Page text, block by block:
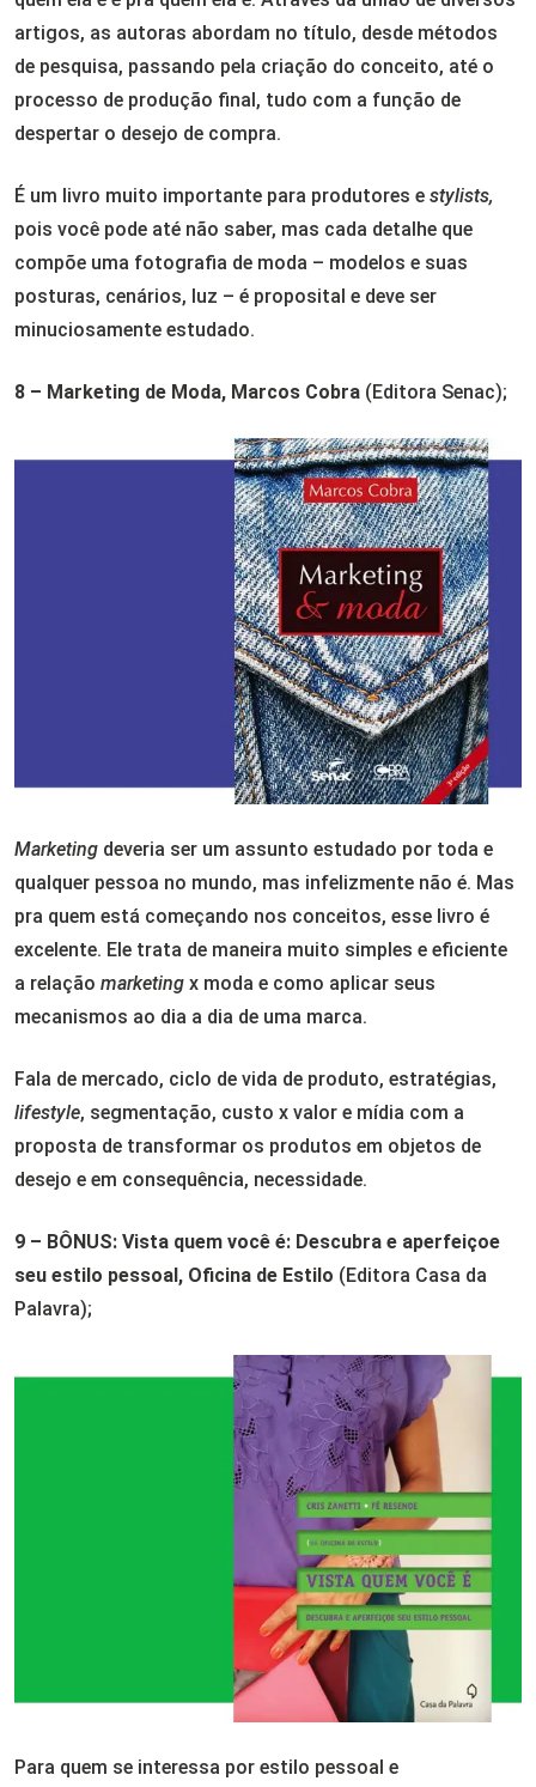
artigos, as autoras abordam no título, desde métodos
de pesquisa, passando pela criação do conceito, até o
processo de produção final, tudo com a função de
despertar o desejo de compra.
É um livro muito importante para produtores e stylists,
pois você pode até não saber, mas cada detalhe que
compõe uma fotografia de moda – modelos e suas
posturas, cenários, luz – é proposital e deve ser
minuciosamente estudado.
8 – Marketing de Moda, Marcos Cobra (Editora Senac);
Marketing deveria ser um assunto estudado por toda e
qualquer pessoa no mundo, mas infelizmente não é. Mas
pra quem está começando nos conceitos, esse livro é
excelente. Ele trata de maneira muito simples e eficiente
a relação marketing x moda e como aplicar seus
mecanismos ao dia a dia de uma marca.
Fala de mercado, ciclo de vida de produto, estratégias,
lifestyle, segmentação, custo x valor e mídia com a
proposta de transformar os produtos em objetos de
desejo e em consequência, necessidade.
9 – BÔNUS: Vista quem você é: Descubra e aperfeiçoe
seu estilo pessoal, Oficina de Estilo (Editora Casa da
Palavra);
Para quem se interessa por estilo pessoal e